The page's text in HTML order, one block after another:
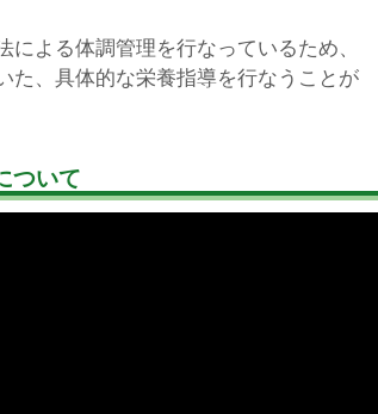
による体調管理を行なっているため、
た、具体的な栄養指導を行なうことが
ついて